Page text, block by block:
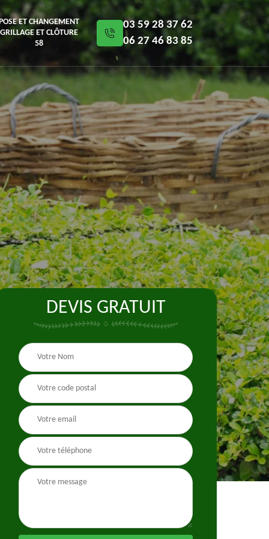
ET CHANGEMENT
GRILLAGE ET CLÔTURE
58
03 59 28 37 62
06 27 46 83 85
DEVIS GRATUIT